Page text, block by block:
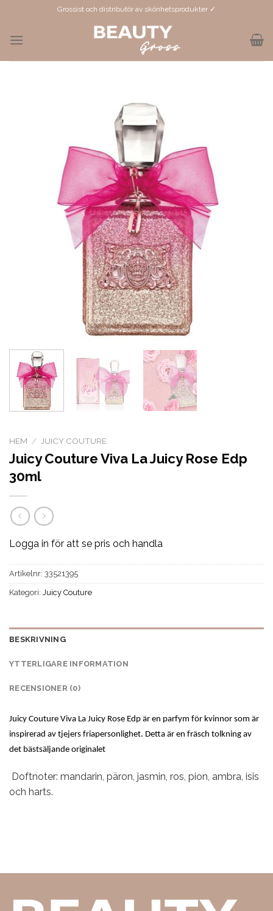
content
Grossist och distributör av skönhetsprodukter ✓
HEM / JUICY COUTURE
Juicy Couture Viva La Juicy Rose Edp
30ml
Logga in för att se pris och handla
Artikelnr: 33521395
Kategori: Juicy Couture
BESKRIVNING
YTTERLIGARE INFORMATION
RECENSIONER (0)
Juicy Couture Viva La Juicy Rose Edp är en parfym för kvinnor som är
inspirerad av tjejers friapersonlighet. Detta är en fräsch tolkning av
det bästsäljande originalet
Doftnoter: mandarin, päron, jasmin, ros, pion, ambra, isis
och harts.